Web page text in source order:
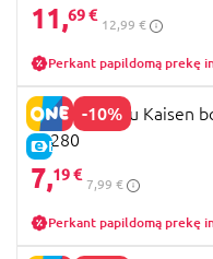
11,69 €
12,99 €
Perkant papildomą prekę
-10%
E-KAINA
YUME Jujutsu Kaisen
11280
7,19 €
7,99 €
Perkant papildomą prekę